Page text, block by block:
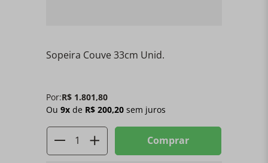
Sopeira Couve 33cm Unid.
Por:R$ 1.801,80
Ou 9x de R$ 200,20 sem juros
Comprar